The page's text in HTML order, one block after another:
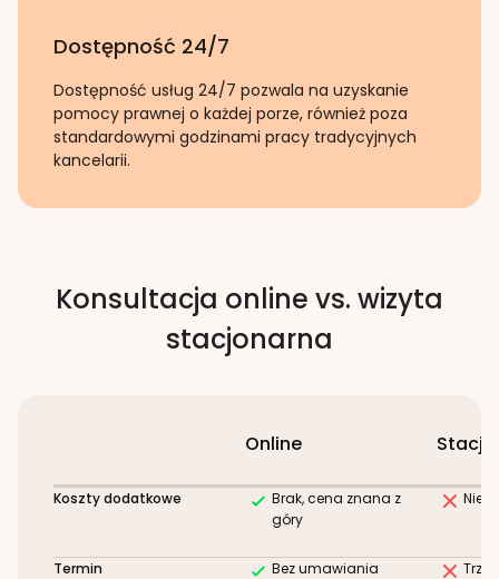
Dostępność 24/7
Dostępność usług 24/7 pozwala na uzyskanie
pomocy prawnej o każdej porze, również poza
standardowymi godzinami pracy tradycyjnych
kancelarii.
Konsultacja online vs. wizyta
stacjonarna
Online
Koszty dodatkowe
Brak, cena znana z
góry
Termin Bez umawiania